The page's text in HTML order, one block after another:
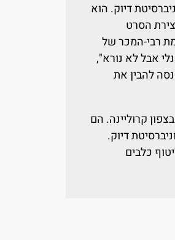
דיוק. הוא
הסרט
רבי-המכר של
אבל לא נורא",
להבין את
קרוליינה. הם
דיוק.
כלבים